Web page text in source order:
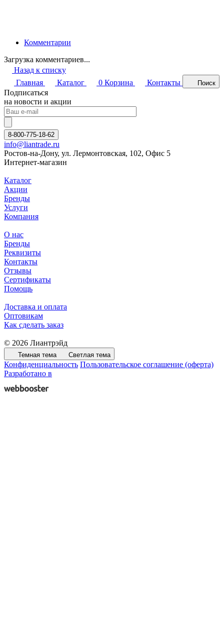
Комментарии
Загрузка комментариев...
Назад к списку
Главная
Каталог 0 Корзина Контакты Поиск
Подписаться
на новости и акции
8-800-775-18-62
info@liantrade.ru
Ростов-на-Дону, ул. Лермонтовская, 102, Офис 5
Интернет-магазин
Каталог
Акции
Бренды
Услуги
Компания
О нас
Бренды
Реквизиты
Контакты
Отзывы
Сертификаты
Помощь
Доставка и оплата
Оптовикам
Как сделать заказ
© 2026 Лиантрэйд
Темная тема Светлая тема
Конфиденциальность Пользовательское соглашение (оферта)
Разработано в